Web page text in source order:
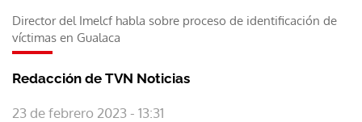
Director del Imelcf habla sobre proceso de identificación de
víctimas en Gualaca
Redacción de TVN Noticias
23 de febrero 2023 - 13:31